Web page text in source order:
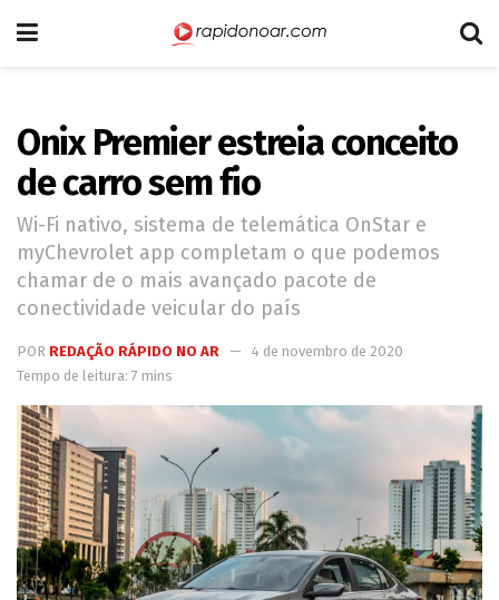
Onix Premier estreia conceito
de carro sem fio
Wi-Fi nativo, sistema de telemática OnStar e
myChevrolet app completam o que podemos
chamar de o mais avançado pacote de
conectividade veicular do país
POR REDAÇÃO RÁPIDO NO AR
4 de novembro de 2020
Tempo de leitura: 7 mins